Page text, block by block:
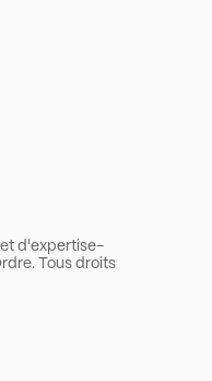
d'expertise-
Tous droits